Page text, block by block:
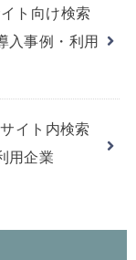
ト向け検索
入事例・利用
イト内検索
用企業